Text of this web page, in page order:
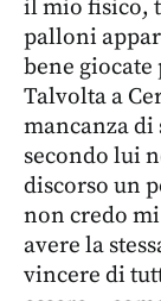
il mio fisico,
palloni
bene giocate
Talvolta a
mancanza di
secondo lui
discorso un
non credo
avere la
vincere di